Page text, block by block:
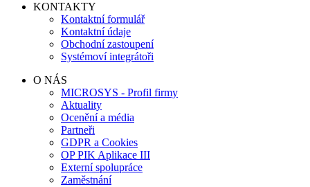
KONTAKTY
Kontaktní formulář
Kontaktní údaje
Obchodní zastoupení
Systémoví integrátoři
O NÁS
MICROSYS - Profil firmy
Aktuality
Ocenění a média
Partneři
GDPR a Cookies
OP PIK Aplikace III
Externí spolupráce
Zaměstnání